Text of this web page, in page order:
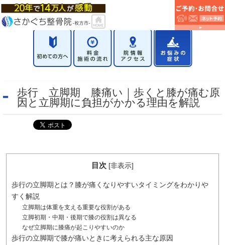
歩行 立脚期 膝痛い｜歩くと膝が痛む原
因と立脚期に負担がかかる理由を解説
目次 [非表示]
歩行の立脚期とは？膝が痛くなりやすいタイミングをわかりや
すく解説
立脚期は体重を支える重要な役割がある
立脚初期・中期・後期で膝の役割は異なる
なぜ立脚期に膝痛が起こりやすいのか
歩行の立脚期で膝が痛いときに考えられる主な原因